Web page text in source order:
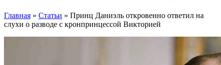
Главная » Статьи » Принц Даниэль откровенно ответил на
слухи о разводе с кронпринцессой Викторией